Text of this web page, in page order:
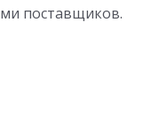
поставщиков.